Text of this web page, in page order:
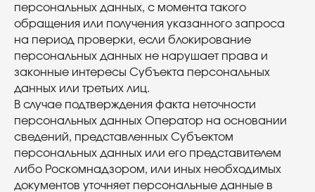
персональных данных, с момента такого
обращения или получения указанного запроса
на период проверки, если блокирование
персональных данных не нарушает права и
законные интересы Субъекта персональных
данных или третьих лиц.
В случае подтверждения факта неточности
персональных данных Оператор на основании
сведений, представленных Субъектом
персональных данных или его представителем
либо Роскомнадзором, или иных необходимых
документов уточняет персональные данные в